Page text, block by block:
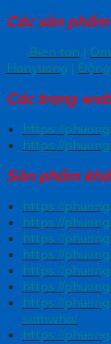
Các sản
Bien tan |
Hanyuong |
Các trang
https://
https://
Sản phẩm
https://
https://
https://
https://
https://
https://
https://
samwha/
https://